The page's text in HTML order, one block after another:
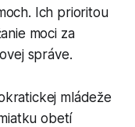
Ich prioritou
moci za
správe.
mládeže
obetí